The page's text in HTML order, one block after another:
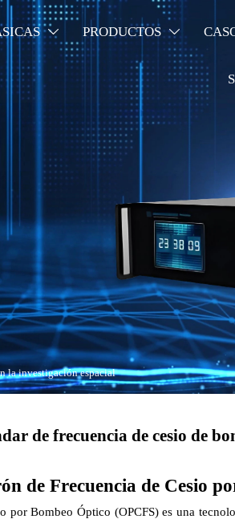
 PRODUCTOS 
la investigación espacial
de frecuencia de cesio de
de Frecuencia de Cesio
por Bombeo Óptico (OPCFS) es una